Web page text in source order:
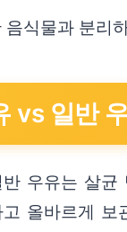
음식물과 분리
vs 일반
반 우유는 살
올바르게 보